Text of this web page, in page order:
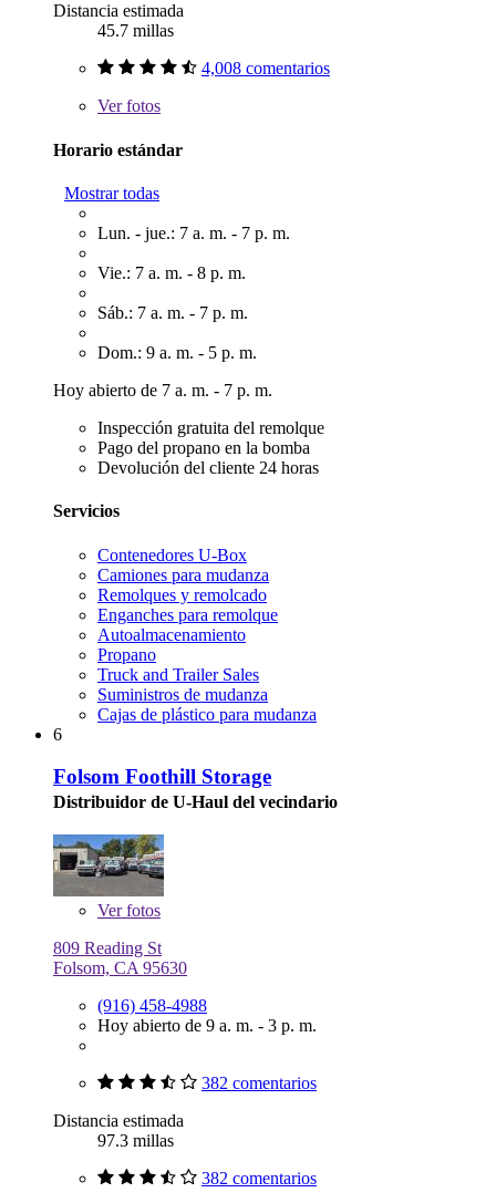
Distancia estimada
45.7 millas
4,008 comentarios
Verfotos
Horario estándar
Mostrar todas
Lun. - jue.: 7 a. m. - 7 p. m.
Vie.: 7 a. m. - 8 p. m.
Sáb.: 7 a. m. - 7 p. m.
Dom.: 9 a. m. - 5 p. m.
Hoy abierto de 7 a. m. - 7 p. m.
Inspección gratuita del remolque
Pago del propano en la bomba
Devolución del cliente 24 horas
Servicios
Contenedores U-Box
Camiones para mudanza
Remolques y remolcado
Enganches para remolque
Autoalmacenamiento
Propano
Truck and Trailer Sales
Suministros de mudanza
Cajas de plástico para mudanza
6
Folsom Foothill Storage
Distribuidor de U-Haul del vecindario
Verfotos
809 Reading St
Folsom, CA 95630
(916) 458-4988
Hoy abierto de 9 a. m. - 3 p. m.
382 comentarios
Distancia estimada
97.3 millas
382 comentarios